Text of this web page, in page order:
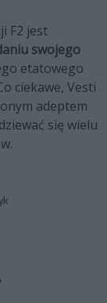
F2 jest
swojego
etatowego
ciekawe, Vesti
adeptem
się wielu